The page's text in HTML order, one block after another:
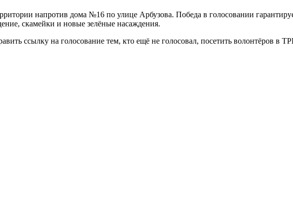
напротив дома №16 по улице Арбузова. Победа в голосовании
скамейки и новые зелёные насаждения.
ссылку на голосование тем, кто ещё не голосовал, посетить волонтёров в